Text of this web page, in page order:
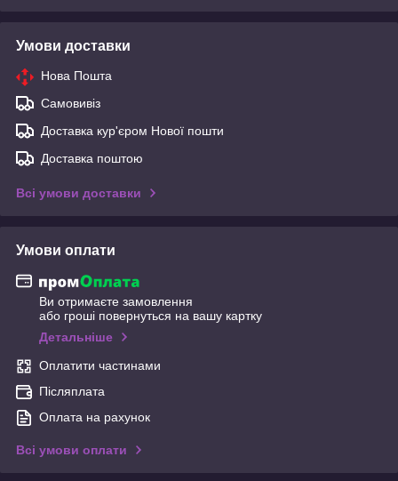
Умови доставки
Нова Пошта
Самовивіз
Доставка кур'єром Нової пошти
Доставка поштою
Всі умови доставки
Умови оплати
Ви отримаєте замовлення
або гроші повернуться на вашу картку
Детальніше
Оплатити частинами
Післяплата
Оплата на рахунок
Всі умови оплати